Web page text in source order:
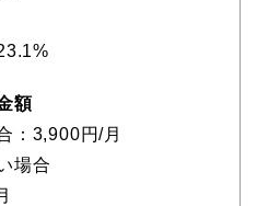
額
：3,900円/月
場合